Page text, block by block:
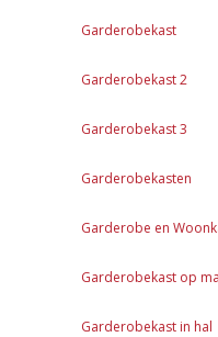
Garderobekast
Garderobekast 2
Garderobekast 3
Garderobekasten
Garderobe en
Garderobekast op
Garderobekast in hal